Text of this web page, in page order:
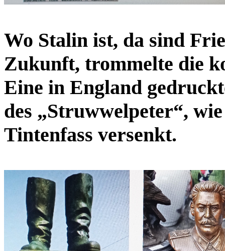
Wo Stalin ist, da sind
Zukunft, trommelte die
Eine in England
des „Struwwelpeter“,
Tintenfass versenkt.